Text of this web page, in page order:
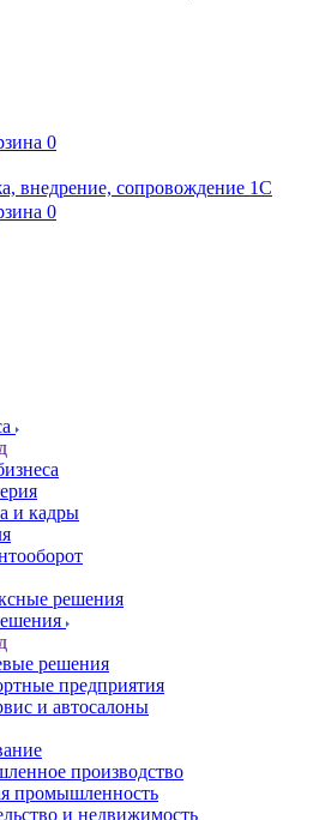
0
0
и кадры
решения
решения
предприятия
и автосалоны
производство
промышленность
и недвижимость